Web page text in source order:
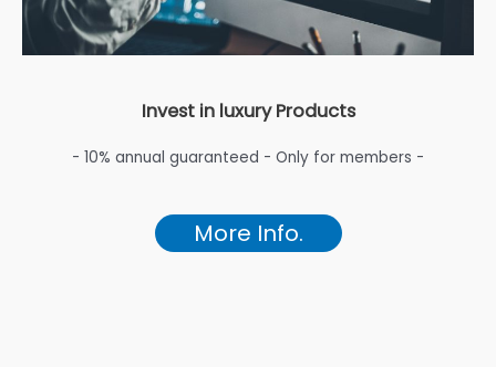
Invest in luxury Products
- 10% annual guaranteed - Only for members -
More Info.